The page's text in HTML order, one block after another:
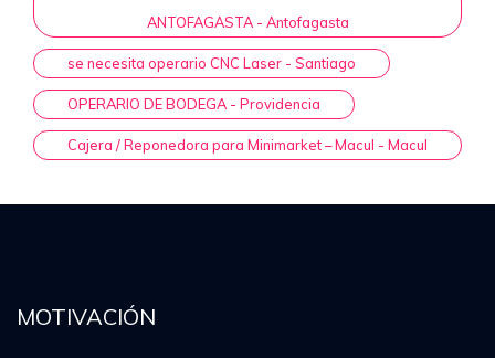
ANTOFAGASTA - Antofagasta
se necesita operario CNC Laser - Santiago
OPERARIO DE BODEGA - Providencia
Cajera / Reponedora para Minimarket – Macul - Macul
MOTIVACIÓN